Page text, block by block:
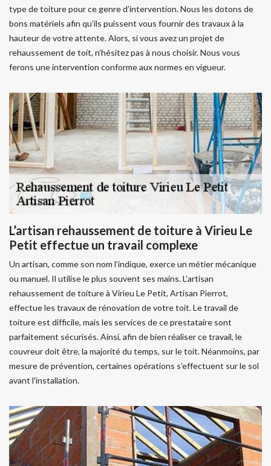
type de toiture pour ce genre d’intervention. Nous les dotons de
bons matériels afin qu’ils puissent vous fournir des travaux à la
hauteur de votre attente. Alors, si vous avez un projet de
rehaussement de toit, n’hésitez pas à nous choisir. Nous vous
ferons une intervention conforme aux normes en vigueur.
L’artisan rehaussement de toiture à Virieu Le
Petit effectue un travail complexe
Un artisan, comme son nom l’indique, exerce un métier mécanique
ou manuel. Il utilise le plus souvent ses mains. L’artisan
rehaussement de toiture à Virieu Le Petit, Artisan Pierrot,
effectue les travaux de rénovation de votre toit. Le travail de
toiture est difficile, mais les services de ce prestataire sont
parfaitement sécurisés. Ainsi, afin de bien réaliser ce travail, le
couvreur doit être, la majorité du temps, sur le toit. Néanmoins, par
mesure de prévention, certaines opérations s’effectuent sur le sol
avant l'installation.